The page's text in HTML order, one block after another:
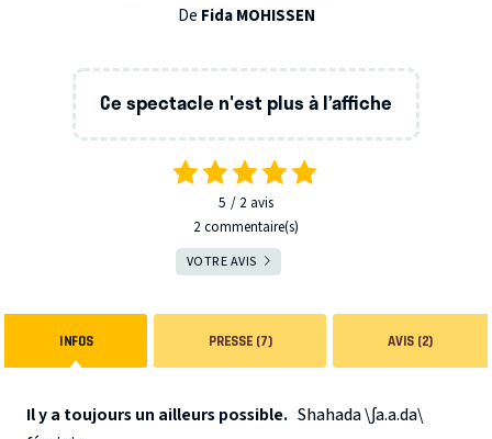
De Fida MOHISSEN
Ce spectacle n'est plus à l’affiche
5 2 avis
2 commentaire(s)
VOTRE AVIS
INFOS PRESSE (7) AVIS (2)
Il y a toujours un ailleurs possible. Shahada \∫a.a.da\